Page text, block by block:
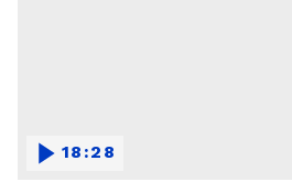
18:28